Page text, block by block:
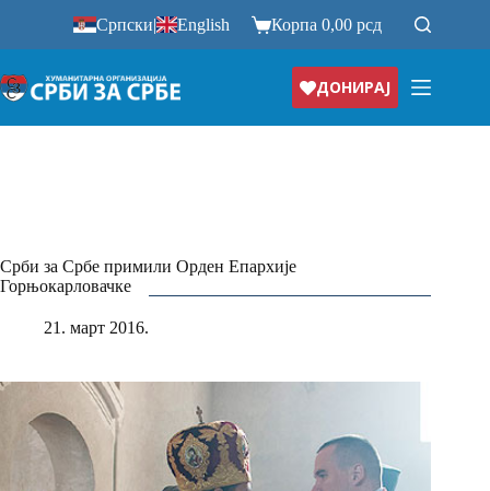
Српски| English Корпа0,00рсд
ДОНИРАЈ
Срби за Србе примили Орден Епархије
Горњокарловачке
21. март 2016.